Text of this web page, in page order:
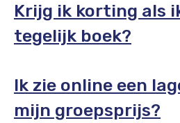
Krijg ik korting als
tegelijk boek?
Ik zie online een
mijn groepsprijs?